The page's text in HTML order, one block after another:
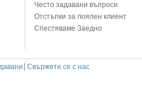
Често задавани въпроси
Отстъпки за лоялен клиент
Спестяваме Заедно
Свържете се с нас